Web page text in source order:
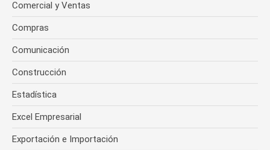
Comercial y Ventas
Compras
Comunicación
Construcción
Estadística
Excel Empresarial
Exportación e Importación